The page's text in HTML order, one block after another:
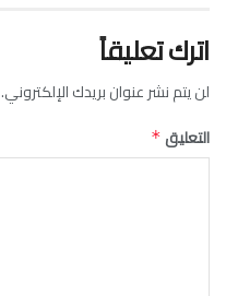
اترك تعليقاً
لن يتم نشر عنوان بريدك الإلكتروني.
التعليق *